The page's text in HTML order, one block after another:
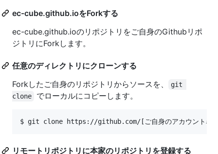
ec-cube.github.ioをForkする
ec-cube.github.ioのリポジトリをご自身のGithubリポ
ジトリにForkします。
任意のディレクトリにクローンする
Forkしたご自身のリポジトリからソースを、
git
clone
でローカルにコピーします。
リモートリポジトリに本家のリポジトリを登録する